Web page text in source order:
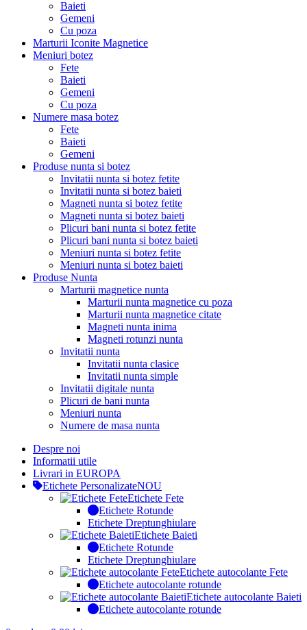
Baieti
Gemeni
Cu poza
Marturii Iconite Magnetice
Meniuri botez
Fete
Baieti
Gemeni
Cu poza
Numere masa botez
Fete
Baieti
Gemeni
Produse nunta si botez
Invitatii nunta si botez fetite
Invitatii nunta si botez baieti
Magneti nunta si botez fetite
Magneti nunta si botez baieti
Plicuri bani nunta si botez fetite
Plicuri bani nunta si botez baieti
Meniuri nunta si botez fetite
Meniuri nunta si botez baieti
Produse Nunta
Marturii magnetice nunta
Marturii nunta magnetice cu poza
Marturii nunta magnetice citate
Magneti nunta inima
Magneti rotunzi nunta
Invitatii nunta
Invitatii nunta clasice
Invitatii nunta simple
Invitatii digitale nunta
Plicuri de bani nunta
Meniuri nunta
Numere de masa nunta
Despre noi
Informatii utile
Livrari in EUROPA
Etichete PersonalizateNOU
Etichete Fete
Etichete Rotunde
Etichete Dreptunghiulare
Etichete Baieti
Etichete Rotunde
Etichete Dreptunghiulare
Etichete autocolante Fete
Etichete autocolante rotunde
Etichete autocolante Baieti
Etichete autocolante rotunde